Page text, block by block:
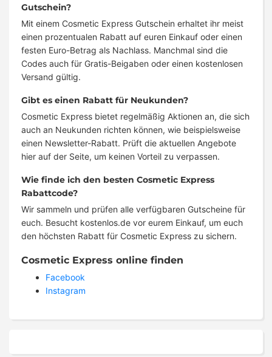
Gutschein?
Mit einem Cosmetic Express Gutschein erhaltet ihr meist
einen prozentualen Rabatt auf euren Einkauf oder einen
festen Euro-Betrag als Nachlass. Manchmal sind die
Codes auch für Gratis-Beigaben oder einen kostenlosen
Versand gültig.
Gibt es einen Rabatt für Neukunden?
Cosmetic Express bietet regelmäßig Aktionen an, die sich
auch an Neukunden richten können, wie beispielsweise
einen Newsletter-Rabatt. Prüft die aktuellen Angebote
hier auf der Seite, um keinen Vorteil zu verpassen.
Wie finde ich den besten Cosmetic Express
Rabattcode?
Wir sammeln und prüfen alle verfügbaren Gutscheine für
euch. Besucht kostenlos.de vor eurem Einkauf, um euch
den höchsten Rabatt für Cosmetic Express zu sichern.
Cosmetic Express online finden
Facebook
Instagram